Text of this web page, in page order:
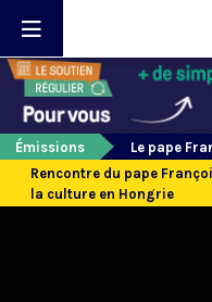
Émissions
Le pape
Rencontre du pape
la culture en Hongrie